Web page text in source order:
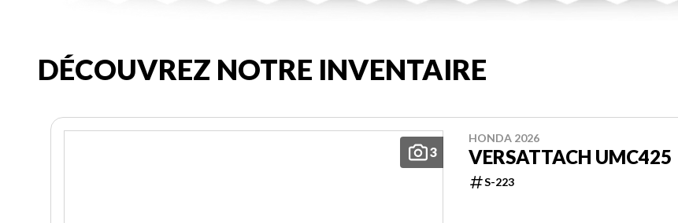
DÉCOUVREZ NOTRE INVENTAIRE
3
HONDA 2026
VERSATTACH UMC425
S-223